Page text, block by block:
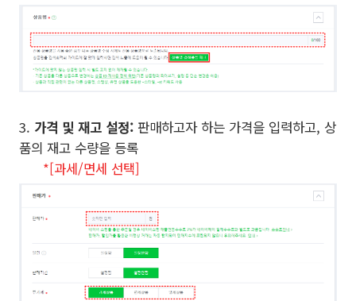
3. 가격 및 재고 설정: 판매하고자 하는 가격을 입력하고, 상
품의 재고 수량을 등록
*[과세/면세 선택]